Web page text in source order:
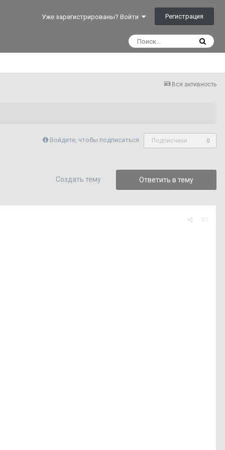
Уже зарегистрированы? Войти Регистрация
Вся активность
Войдите, чтобы подписаться Подписчики 0
Ответить в тему
Создать тему
#1